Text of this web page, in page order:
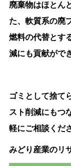
廃棄物はほとん
た、軟質系の廃
燃料の代替とす
減にも貢献がで
ゴミとして捨て
スト削減にもつ
軽にご相談くだ
みどり産業のリ